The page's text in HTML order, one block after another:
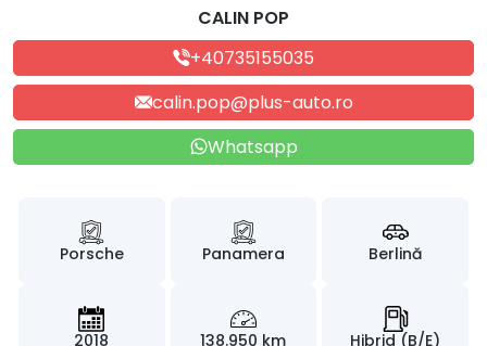
CALIN POP
+40735155035
calin.pop@plus-auto.ro
Whatsapp
Porsche Panamera Berlină
2018 138.950 km Hibrid (B/E)